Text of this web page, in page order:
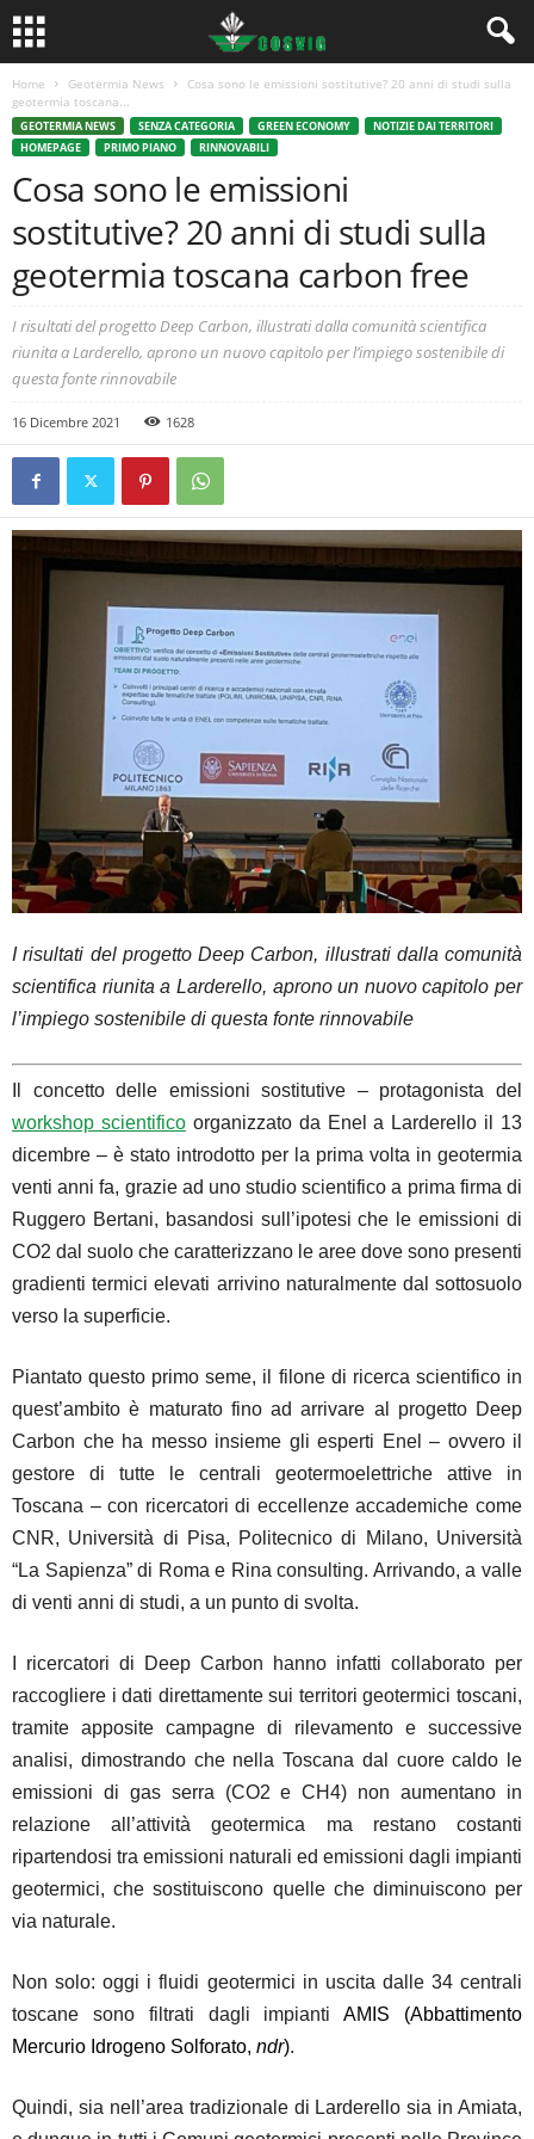
Home Geotermia News
Cosa sono le emissioni sostitutive? 20 anni di studi sulla
geotermia toscana...
GEOTERMIA NEWS SENZA CATEGORIA GREEN ECONOMY
NOTIZIE DAI TERRITORI
HOMEPAGE
PRIMO PIANO RINNOVABILI
Cosa sono le emissioni
sostitutive? 20 anni di studi sulla
geotermia toscana carbon free
I risultati del progetto Deep Carbon, illustrati dalla comunità scientifica
riunita a Larderello, aprono un nuovo capitolo per l’impiego sostenibile di
questa fonte rinnovabile
16 Dicembre 2021 1628
I risultati del progetto Deep Carbon, illustrati dalla comunità
scientifica riunita a Larderello, aprono un nuovo capitolo per
l’impiego sostenibile di questa fonte rinnovabile
Il concetto delle emissioni sostitutive – protagonista del
workshop scientificoorganizzato da Enel a Larderello il 13
dicembre – è stato introdotto per la prima volta in geotermia
venti anni fa, grazie ad uno studio scientifico a prima firma di
Ruggero Bertani, basandosi sull’ipotesi che le emissioni di
CO2 dal suolo che caratterizzano le aree dove sono presenti
gradienti termici elevati arrivino naturalmente dal sottosuolo
verso la superficie.
Piantato questo primo seme, il filone di ricerca scientifico in
quest’ambito è maturato fino ad arrivare al progetto Deep
Carbon che ha messo insieme gli esperti Enel – ovvero il
gestore di tutte le centrali geotermoelettriche attive in
Toscana – con ricercatori di eccellenze accademiche come
CNR, Università di Pisa, Politecnico di Milano, Università
“La Sapienza” di Roma e Rina consulting. Arrivando, a valle
di venti anni di studi, a un punto di svolta.
I ricercatori di Deep Carbon hanno infatti collaborato per
raccogliere i dati direttamente sui territori geotermici toscani,
tramite apposite campagne di rilevamento e successive
analisi, dimostrando che nella Toscana dal cuore caldo le
emissioni di gas serra (CO2 e CH4) non aumentano in
relazione all’attività geotermica ma restano costanti
ripartendosi tra emissioni naturali ed emissioni dagli impianti
geotermici, che sostituiscono quelle che diminuiscono per
via naturale.
Non solo: oggi i fluidi geotermici in uscita dalle 34 centrali
toscane sono filtrati dagli impiantiAMIS
(Abbattimento
Mercurio Idrogeno Solforato, ndr).
Quindi, sia nell’area tradizionale di Larderello sia in Amiata,